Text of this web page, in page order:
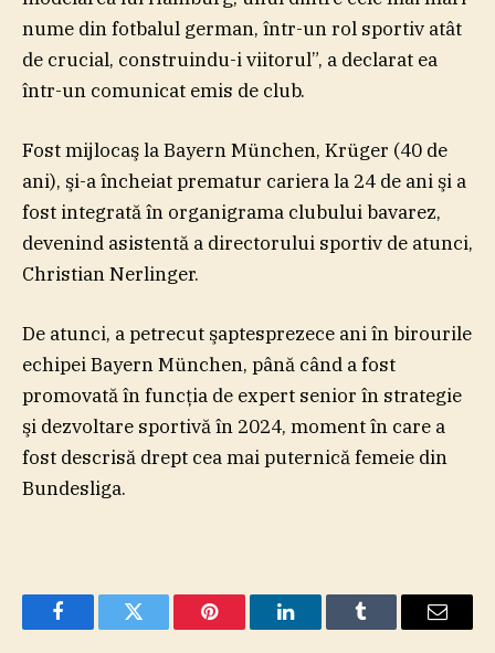
nume din fotbalul german, într-un rol sportiv atât
de crucial, construindu-i viitorul”, a declarat ea
într-un comunicat emis de club.
Fost mijlocaş la Bayern München, Krüger (40 de
ani), şi-a încheiat prematur cariera la 24 de ani şi a
fost integrată în organigrama clubului bavarez,
devenind asistentă a directorului sportiv de atunci,
Christian Nerlinger.
De atunci, a petrecut şaptesprezece ani în birourile
echipei Bayern München, până când a fost
promovată în funcţia de expert senior în strategie
şi dezvoltare sportivă în 2024, moment în care a
fost descrisă drept cea mai puternică femeie din
Bundesliga.
FacebookTwitter Pinterest LinkedInTumblr Email